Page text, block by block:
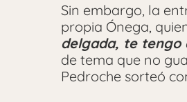
Sin embargo, la
propia Ónega,
delgada, te tengo
de tema que no
Pedroche sorteó